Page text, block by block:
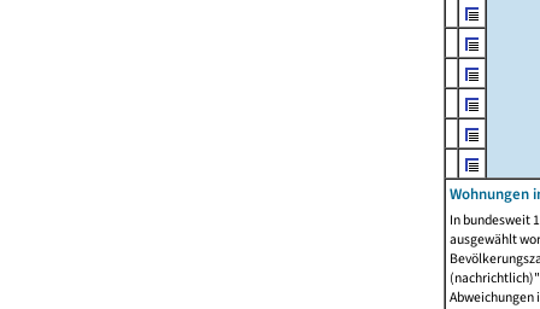
Wohnungen
In bundesweit
ausgewählt
Abweichungen